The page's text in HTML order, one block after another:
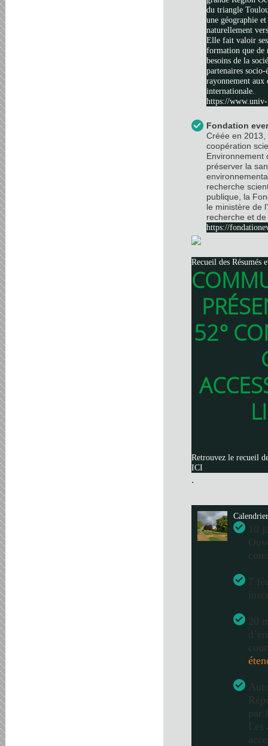
du triangle
une géographie
naturellement
Elle fait valoir
formation que de
besoins de la
partenaires
rayonnement aux
internationale.
https://
Fondation
Créée en
coopération
Environnement
préserver la
recherche
publique, la
le ministère de
recherche et
https://
Recueil des Résumés
52°
Retrouvez le recueil
ICI
.
Calendrier
10
7
20
par
Les